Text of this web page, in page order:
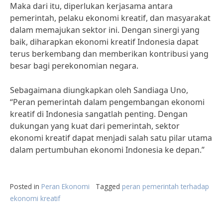
Maka dari itu, diperlukan kerjasama antara
pemerintah, pelaku ekonomi kreatif, dan masyarakat
dalam memajukan sektor ini. Dengan sinergi yang
baik, diharapkan ekonomi kreatif Indonesia dapat
terus berkembang dan memberikan kontribusi yang
besar bagi perekonomian negara.
Sebagaimana diungkapkan oleh Sandiaga Uno,
“Peran pemerintah dalam pengembangan ekonomi
kreatif di Indonesia sangatlah penting. Dengan
dukungan yang kuat dari pemerintah, sektor
ekonomi kreatif dapat menjadi salah satu pilar utama
dalam pertumbuhan ekonomi Indonesia ke depan.”
Posted in Peran Ekonomi Tagged peran pemerintah terhadap
ekonomi kreatif